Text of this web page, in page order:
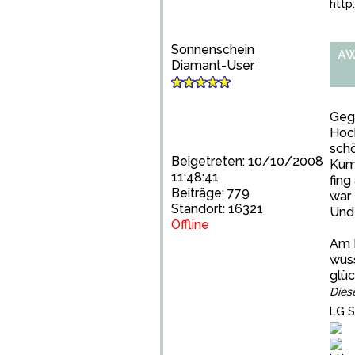
Sonnenschein
Diamant-User
Beigetreten: 10/10/2008
11:48:41
Beiträge: 779
Standort: 16321
Offline
fing
war
Am
LG